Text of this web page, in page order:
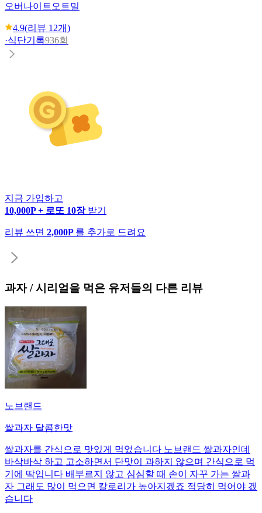
오버나이트오트밀
4.9(리뷰 12개)
·식단기록936회
지금 가입하고
10,000P + 로또 10장 받기
리뷰 쓰면 2,000P 를 추가로 드려요
과자 / 시리얼을 먹은 유저들의 다른 리뷰
노브랜드
쌀과자 달콤한맛
쌀과자를 간식으로 맛있게 먹었습니다 노브랜드 쌀과자인데
바삭바삭 하고 고소하면서 단맛이 과하지 않으며 간식으로 먹
기에 딱입니다 배부르지 않고 심심할 때 손이 자꾸 가는 쌀과
자 그래도 많이 먹으면 칼로리가 높아지겠죠 적당히 먹어야 겠
습니다